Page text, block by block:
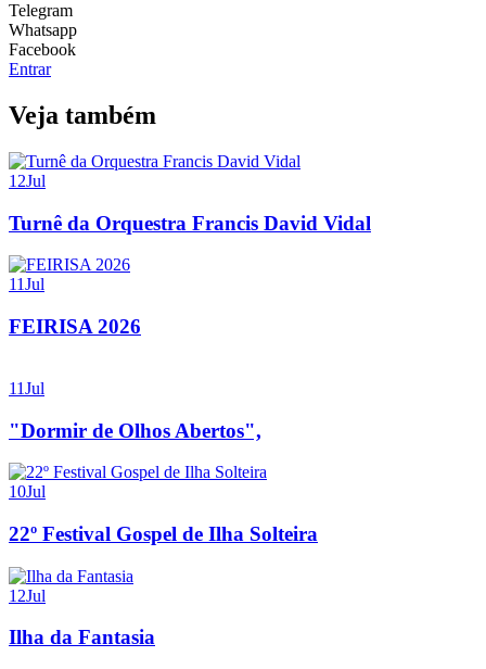
Telegram
Whatsapp
Facebook
Entrar
Veja também
12Jul
Turnê da Orquestra Francis David Vidal
11Jul
FEIRISA 2026
11Jul
"Dormir de Olhos Abertos",
10Jul
22º Festival Gospel de Ilha Solteira
12Jul
Ilha da Fantasia